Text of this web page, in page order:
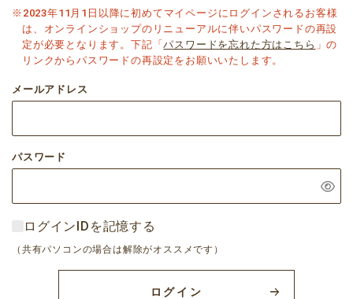
※2023年11月1日以降に初めてマイページにログインされるお客様
は、オンラインショップのリニューアルに伴いパスワードの再設
定が必要となります。下記「パスワードを忘れた方はこちら 」の
リンクからパスワードの再設定をお願いいたします。
メールアドレス
パスワード
ログインIDを記憶する
（共有パソコンの場合は解除がオススメです）
ログイン